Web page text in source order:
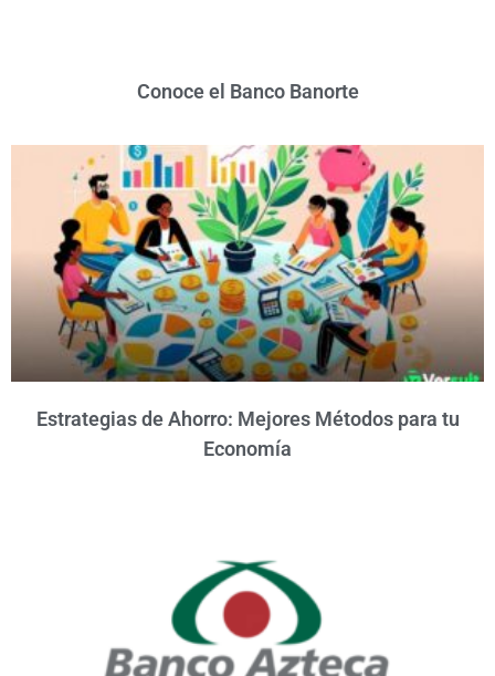
Conoce el Banco Banorte
Estrategias de Ahorro: Mejores Métodos para tu
Economía